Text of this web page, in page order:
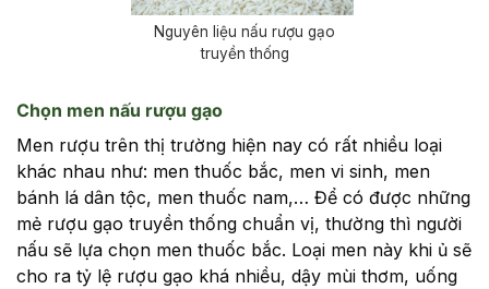
Nguyên liệu nấu rượu gạo
truyền thống
Chọn men nấu rượu gạo
Men rượu trên thị trường hiện nay có rất nhiều loại
khác nhau như: men thuốc bắc, men vi sinh, men
bánh lá dân tộc, men thuốc nam,… Để có được những
mẻ rượu gạo truyền thống chuẩn vị, thường thì người
nấu sẽ lựa chọn men thuốc bắc. Loại men này khi ủ sẽ
cho ra tỷ lệ rượu gạo khá nhiều, dậy mùi thơm, uống